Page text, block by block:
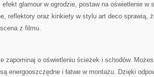
‍glamour w ogrodzie, postaw na oświetlenie w
reflektory oraz ‌kinkiety w stylu art deco sprawią,
z filmu.
zapominaj ⁤o oświetleniu ścieżek i ​schodów.
energooszczędne i łatwe w ​montażu. Dzięki‌